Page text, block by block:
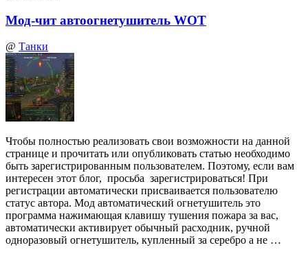
Мод-чит автоогнетушитель WOT
@ Танки
Чтобы полностью реализовать свои возможности на данной
странице и прочитать или опубликовать статью необходимо
быть зарегистрированным пользователем. Поэтому, если вам
интересен этот блог, просьба зарегистрироваться! При
регистрации автоматически присваивается пользователю
статус автора. Мод автоматический огнетушитель это
программа нажимающая клавишу тушения пожара за вас,
автоматически активирует обычный расходник, ручной
одноразовый огнетушитель, купленный за серебро а не …